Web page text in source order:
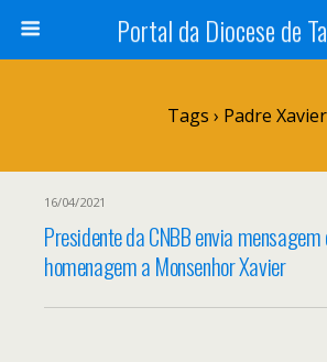
Portal da Diocese de
Tags › Padre Xavier
16/04/2021
Presidente da CNBB envia mensagem
homenagem a Monsenhor Xavier